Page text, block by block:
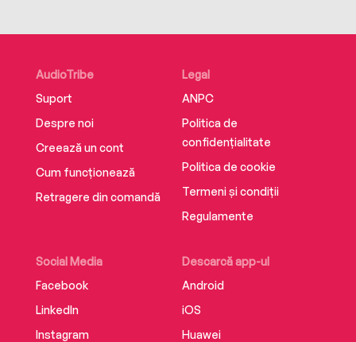
AudioTribe
Suport
Despre noi
Creează un cont
Cum funcționează
Retragere din comandă
Social Media
Facebook
LinkedIn
Instagram
Descarcă app-ul
Android
iOS
Huawei
Legal
ANPC
Politica de
confidențialitate
Politica de cookie
Termeni și condiții
Regulamente